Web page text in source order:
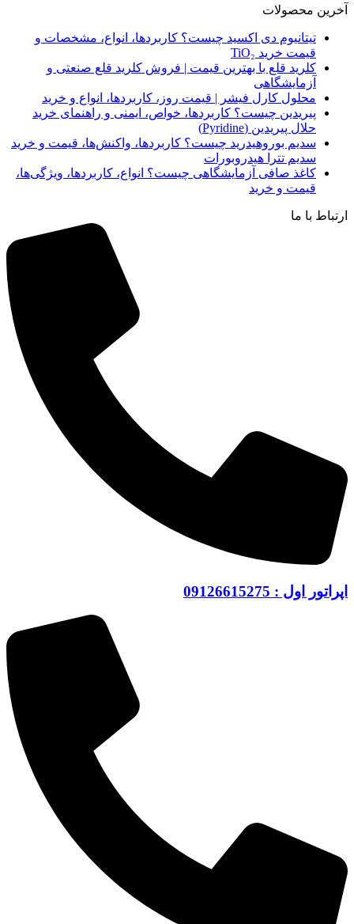
آخرین محصولات
تیتانیوم دی‌ اکسید چیست؟ کاربردها، انواع، مشخصات و
قیمت خرید TiO₂
کلرید قلع با بهترین قیمت | فروش کلرید قلع صنعتی و
آزمایشگاهی
محلول کارل فیشر | قیمت روز، کاربردها، انواع و خرید
پیریدین چیست؟ کاربردها، خواص، ایمنی و راهنمای خرید
حلال پیریدین (Pyridine)
سدیم بوروهیدرید چیست؟ کاربردها، واکنش‌ها، قیمت و خرید
سدیم تترا هیدروبورات
کاغذ صافی آزمایشگاهی چیست؟ انواع، کاربردها، ویژگی‌ها،
قیمت و خرید
ارتباط با ما
اپراتور اول : 09126615275